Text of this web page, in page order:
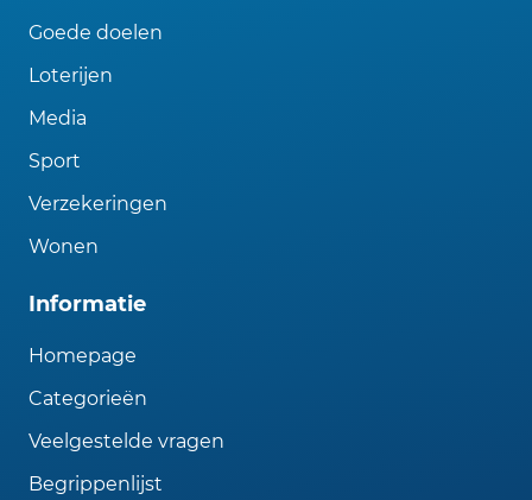
Goede doelen
Loterijen
Media
Sport
Verzekeringen
Wonen
Informatie
Homepage
Categorieën
Veelgestelde vragen
Begrippenlijst